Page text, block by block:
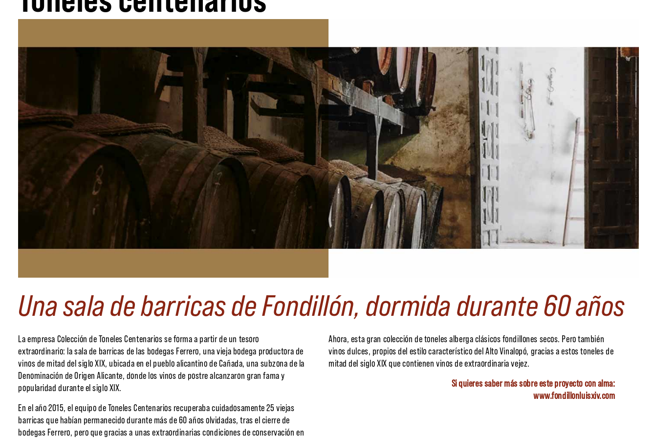
Una sala de barricas de Fondillón, dormida durante 60 años
La empresa Colección de Toneles Centenarios se forma a partir de un tesoro
extraordinario: la sala de barricas de las bodegas Ferrero, una vieja bodega productora de
vinos de mitad del siglo XIX, ubicada en el pueblo alicantino de Cañada, una subzona de la
Denominación de Origen Alicante, donde los vinos de postre alcanzaron gran fama y
popularidad durante el siglo XIX.
En el año 2015, el equipo de Toneles Centenarios recuperaba cuidadosamente 25 viejas
barricas que habían permanecido durante más de 60 años olvidadas, tras el cierre de
bodegas Ferrero, pero que gracias a unas extraordinarias condiciones de conservación en
Ahora, esta gran colección de toneles alberga clásicos fondillones secos. Pero también
vinos dulces, propios del estilo característico del Alto Vinalopó, gracias a estos toneles de
mitad del siglo XIX que contienen vinos de extraordinaria vejez.
Si quieres saber más sobre este proyecto con alma:
www.fondillonluisxiv.com